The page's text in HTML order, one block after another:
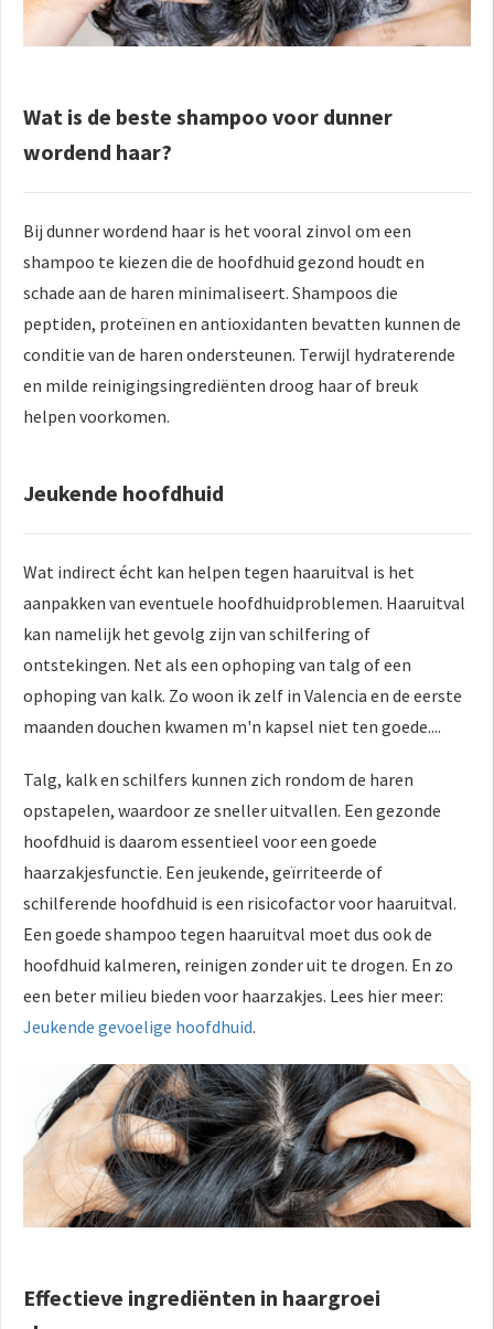
Wat is de beste shampoo voor dunner
wordend haar?
Bij dunner wordend haar is het vooral zinvol om een
shampoo te kiezen die de hoofdhuid gezond houdt en
schade aan de haren minimaliseert. Shampoos die
peptiden, proteïnen en antioxidanten bevatten kunnen de
conditie van de haren ondersteunen. Terwijl hydraterende
en milde reinigingsingrediënten droog haar of breuk
helpen voorkomen.
Jeukende hoofdhuid
Wat indirect écht kan helpen tegen haaruitval is het
aanpakken van eventuele hoofdhuidproblemen. Haaruitval
kan namelijk het gevolg zijn van schilfering of
ontstekingen. Net als een ophoping van talg of een
ophoping van kalk. Zo woon ik zelf in Valencia en de eerste
maanden douchen kwamen m'n kapsel niet ten goede....
Talg, kalk en schilfers kunnen zich rondom de haren
opstapelen, waardoor ze sneller uitvallen. Een gezonde
hoofdhuid is daarom essentieel voor een goede
haarzakjesfunctie. Een jeukende, geïrriteerde of
schilferende hoofdhuid is een risicofactor voor haaruitval.
Een goede shampoo tegen haaruitval moet dus ook de
hoofdhuid kalmeren, reinigen zonder uit te drogen. En zo
een beter milieu bieden voor haarzakjes. Lees hier meer:
Jeukende gevoelige hoofdhuid.
Effectieve ingrediënten in haargroei